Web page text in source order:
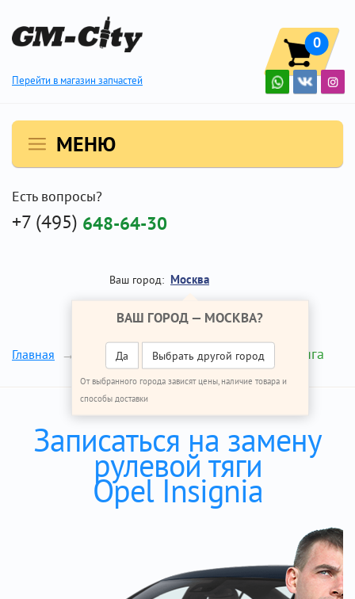
Перейти в магазин запчастей
0
МЕНЮ
Есть вопросы?
+7 (495) 648-64-30
Ваш город: Москва
ВАШ ГОРОД — МОСКВА?
Да Выбрать другой город
От выбранного города зависят цены, наличие товара и
способы доставки
Главная Ремонт Опель Инсигния Рулевая тяга
Записаться на замену
рулевой тяги
Opel Insignia